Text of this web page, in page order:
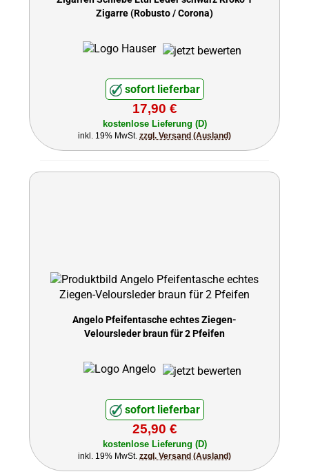
Zigarre (Robusto / Corona)
sofort lieferbar
17,90 €
kostenlose Lieferung (D)
inkl. 19% MwSt. zzgl. Versand (Ausland)
Angelo Pfeifentasche echtes Ziegen-
Veloursleder braun für 2 Pfeifen
sofort lieferbar
25,90 €
kostenlose Lieferung (D)
inkl. 19% MwSt. zzgl. Versand (Ausland)